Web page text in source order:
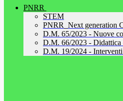
PNRR
STEM
PNRR_Next generation
D.M. 65/2023 - Nuove
D.M. 66/2023 - Didattica
D.M. 19/2024 -